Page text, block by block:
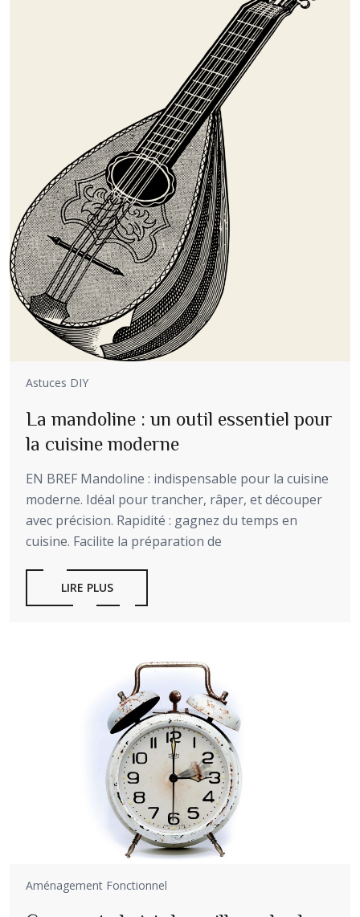
Astuces DIY
La mandoline : un outil essentiel pour
la cuisine moderne
EN BREF Mandoline : indispensable pour la cuisine
moderne. Idéal pour trancher, râper, et découper
avec précision. Rapidité : gagnez du temps en
cuisine. Facilite la préparation de
LIRE PLUS
Aménagement Fonctionnel